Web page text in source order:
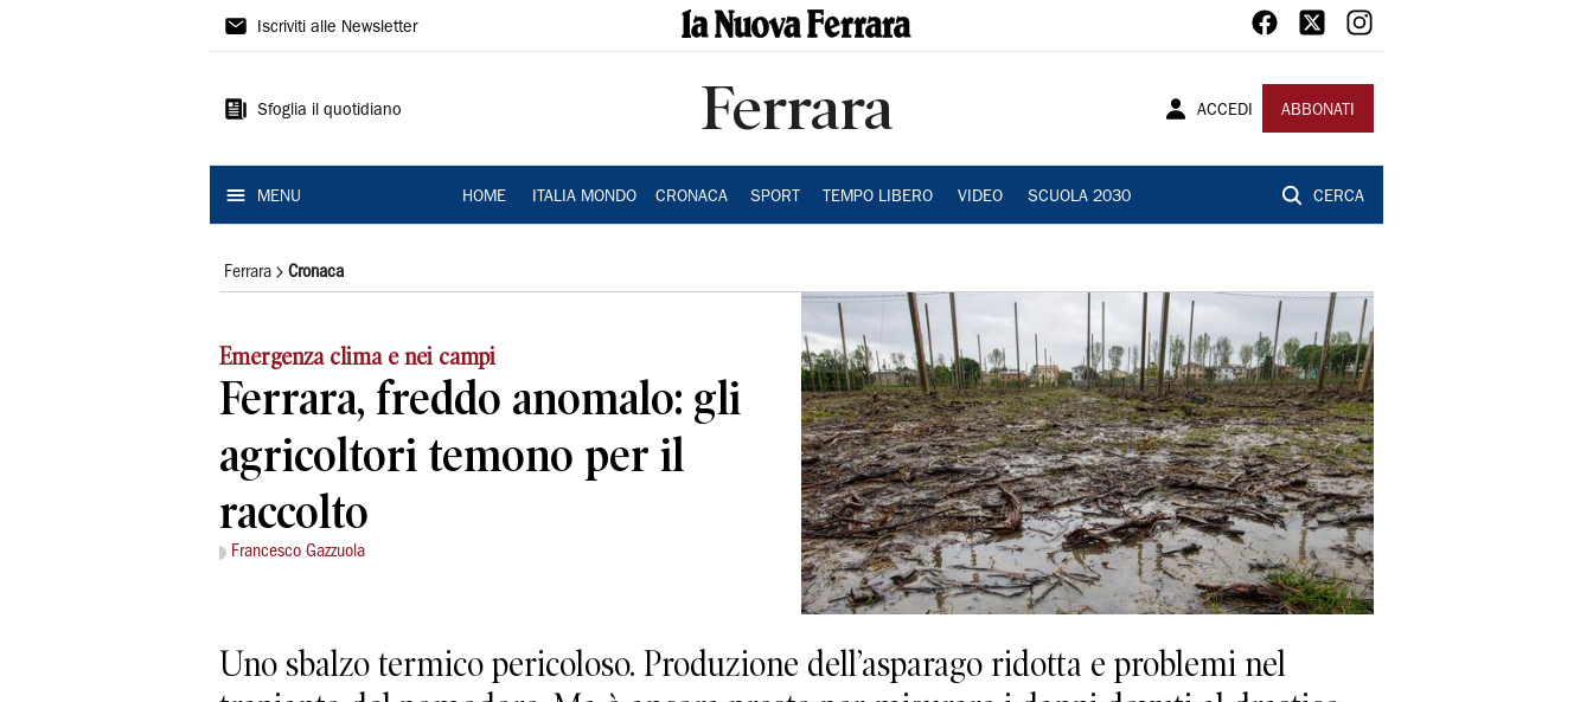
La
Ferrara
Iscriviti alle Newsletter
Sfoglia il quotidiano Ferrara ACCEDI ABBONATI
MENU HOME ITALIA MONDO CRONACA SPORT TEMPO LIBERO VIDEO SCUOLA 2030 CERCA
Ferrara Cronaca
Emergenza clima e nei campi
Ferrara, freddo anomalo: gli
agricoltori temono per il
raccolto
Francesco Gazzuola
Uno sbalzo termico pericoloso. Produzione dell’asparago ridotta e problemi nel